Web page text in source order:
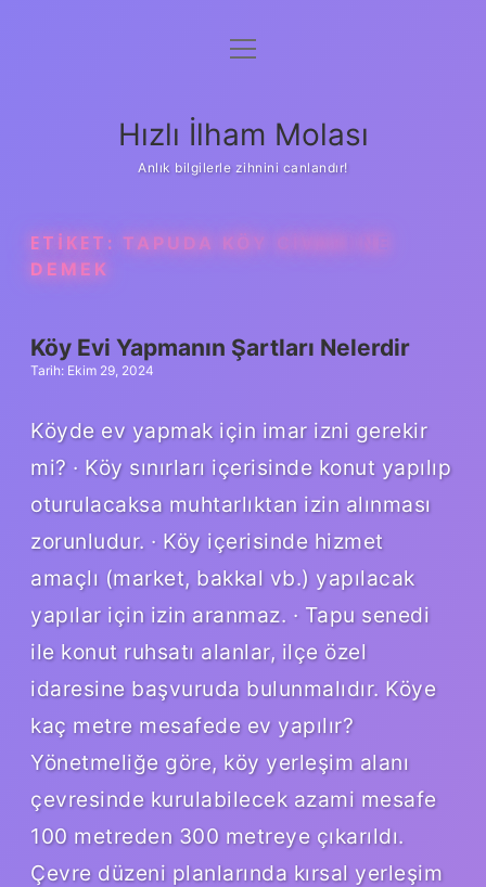
Anasayfa
Yasal Uyarı
menüyü
Hızlı İlham Molası
Anlık bilgilerle zihnini canlandır!
ETIKET: TAPUDA KÖY CIVARI NE
DEMEK
Köy Evi Yapmanın Şartları Nelerdir
Tarih: Ekim 29, 2024
Köyde ev yapmak için imar izni gerekir
mi? · Köy sınırları içerisinde konut yapılıp
oturulacaksa muhtarlıktan izin alınması
zorunludur. · Köy içerisinde hizmet
amaçlı (market, bakkal vb.) yapılacak
yapılar için izin aranmaz. · Tapu senedi
ile konut ruhsatı alanlar, ilçe özel
idaresine başvuruda bulunmalıdır. Köye
kaç metre mesafede ev yapılır?
Yönetmeliğe göre, köy yerleşim alanı
çevresinde kurulabilecek azami mesafe
100 metreden 300 metreye çıkarıldı.
Çevre düzeni planlarında kırsal yerleşim